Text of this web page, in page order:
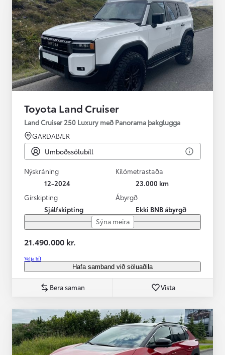
Toyota Land Cruiser
Land Cruiser 250 Luxury með Panorama þakglugga
GARÐABÆR
Umboðssölubíll
Nýskráning
12-2024
Kílómetrastaða
23.000 km
Gírskipting
Sjálfskipting
Ábyrgð
Ekki BNB ábyrgð
Sýna meira
21.490.000 kr.
Velja bíl
Hafa samband við söluaðila
Bera saman Vista